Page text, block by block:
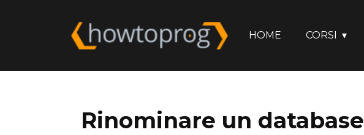
HOME CORSI
Rinominare un database